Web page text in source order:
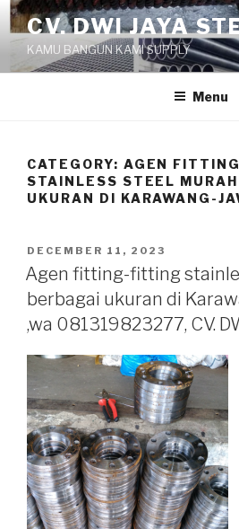
Skip
to
content
CV. DWI JAYA
KAMU BANGUN KAMI SUPPLY
Menu
CATEGORY: AGEN
STAINLESS STEEL
UKURAN DI KARAWANG-
POSTED
ON
DECEMBER 11, 2023
Agen fitting-fitting
berbagai ukuran di
,wa 081319823277, CV.